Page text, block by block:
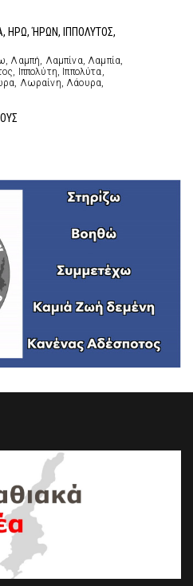
ΗΡΩ, ΉΡΩΝ, ΙΠΠΟΛΥΤΟΣ,
Λαμπή, Λαμπίνα, Λαμπία,
Ιππολύτη, Ιππολύτα,
Λωραίνη, Λάουρα,